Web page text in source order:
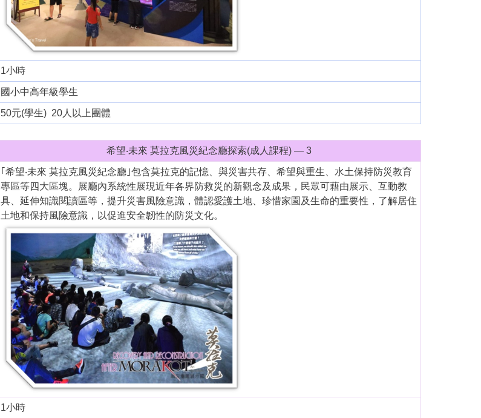
1小時
國小中高年級學生
50元(學生) 20人以上團體
希望‧未來 莫拉克風災紀念廳探索(成人課程) — 3
｢希望‧未來 莫拉克風災紀念廳｣包含莫拉克的記憶、與災害共存、希望與重生、水土保持防災教育
專區等四大區塊。展廳內系統性展現近年各界防救災的新觀念及成果，民眾可藉由展示、互動教
具、延伸知識閱讀區等，提升災害風險意識，體認愛護土地、珍惜家園及生命的重要性，了解居住
土地和保持風險意識，以促進安全韌性的防災文化。
1小時